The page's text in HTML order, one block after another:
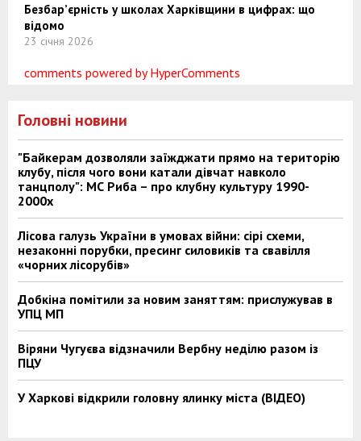
Безбар’єрність у школах Харківщини в цифрах: що
відомо
23 січня 2026
comments powered by HyperComments
Головні новини
"Байкерам дозволяли заїжджати прямо на територію
клубу, після чого вони катали дівчат навколо
танцполу": МС Риба – про клубну культуру 1990-
2000х
Лісова галузь України в умовах війни: сірі схеми,
незаконні порубки, пресинг силовиків та свавілля
«чорних лісорубів»
Добкіна помітили за новим заняттям: прислужував в
УПЦ МП
Віряни Чугуєва відзначили Вербну неділю разом із
ПЦУ
У Харкові відкрили головну ялинку міста (ВІДЕО)